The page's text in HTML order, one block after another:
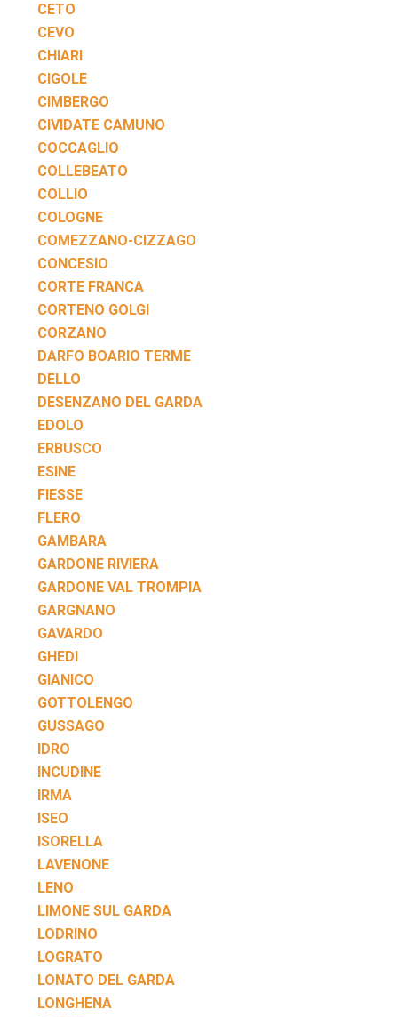
CETO
CEVO
CHIARI
CIGOLE
CIMBERGO
CIVIDATE CAMUNO
COCCAGLIO
COLLEBEATO
COLLIO
COLOGNE
COMEZZANO-CIZZAGO
CONCESIO
CORTE FRANCA
CORTENO GOLGI
CORZANO
DARFO BOARIO TERME
DELLO
DESENZANO DEL GARDA
EDOLO
ERBUSCO
ESINE
FIESSE
FLERO
GAMBARA
GARDONE RIVIERA
GARDONE VAL TROMPIA
GARGNANO
GAVARDO
GHEDI
GIANICO
GOTTOLENGO
GUSSAGO
IDRO
INCUDINE
IRMA
ISEO
ISORELLA
LAVENONE
LENO
LIMONE SUL GARDA
LODRINO
LOGRATO
LONATO DEL GARDA
LONGHENA